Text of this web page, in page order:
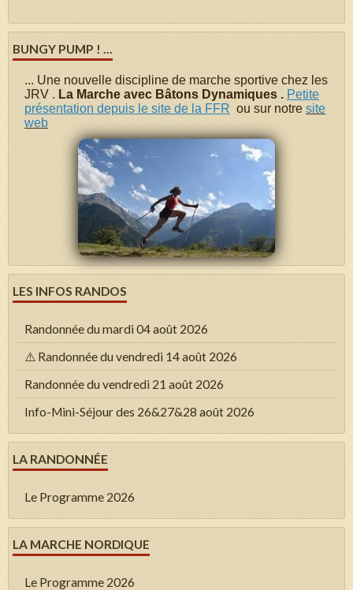
BUNGY PUMP ! ...
... Une nouvelle discipline de marche sportive chez les
JRV . La Marche avec Bâtons Dynamiques . Petite
présentation depuis le site de la FFR ou sur notre site
web
LES INFOS RANDOS
Randonnée du mardi 04 août 2026
⚠️ Randonnée du vendredi 14 août 2026
Randonnée du vendredi 21 août 2026
Info-Mini-Séjour des 26&27&28 août 2026
LA RANDONNÉE
Le Programme 2026
LA MARCHE NORDIQUE
Le Programme 2026